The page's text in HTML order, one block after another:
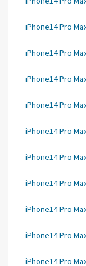
iPhone14 Pro
iPhone14 Pro
iPhone14 Pro
iPhone14 Pro
iPhone14 Pro
iPhone14 Pro
iPhone14 Pro
iPhone14 Pro
iPhone14 Pro
iPhone14 Pro